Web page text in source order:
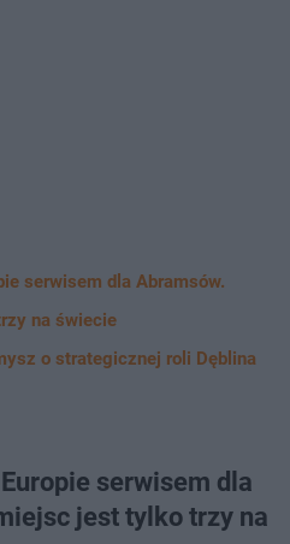
serwisem dla Abramsów.
na świecie
o strategicznej roli Dęblina
serwisem dla
jest tylko trzy na